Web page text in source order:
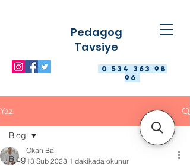
0 534 363 98
96
Pedagog
Tavsiye
Yazı
Blog
Blog
Okan Bal
18 Şub 2023 1 dakikada okunur